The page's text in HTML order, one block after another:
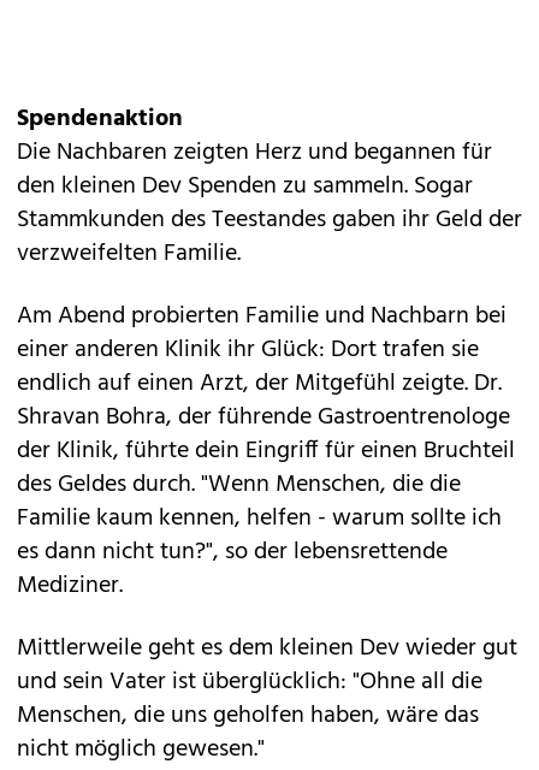
Spendenaktion
Die Nachbaren zeigten Herz und begannen für
den kleinen Dev Spenden zu sammeln. Sogar
Stammkunden des Teestandes gaben ihr Geld der
verzweifelten Familie.
Am Abend probierten Familie und Nachbarn bei
einer anderen Klinik ihr Glück: Dort trafen sie
endlich auf einen Arzt, der Mitgefühl zeigte. Dr.
Shravan Bohra, der führende Gastroentrenologe
der Klinik, führte dein Eingriff für einen Bruchteil
des Geldes durch. "Wenn Menschen, die die
Familie kaum kennen, helfen - warum sollte ich
es dann nicht tun?", so der lebensrettende
Mediziner.
Mittlerweile geht es dem kleinen Dev wieder gut
und sein Vater ist überglücklich: "Ohne all die
Menschen, die uns geholfen haben, wäre das
nicht möglich gewesen."